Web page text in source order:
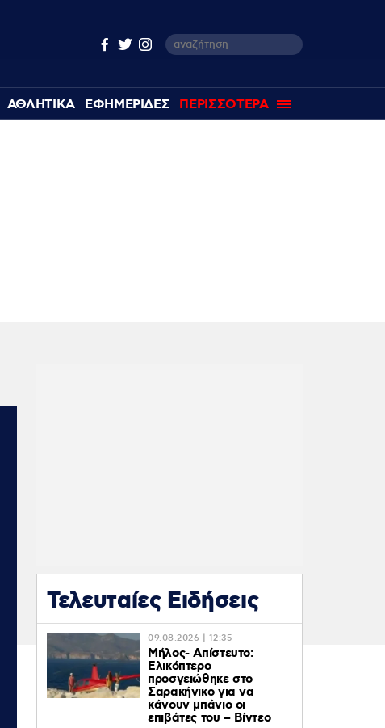
ΑΘΛΗΤΙΚΑ ΕΦΗΜΕΡΙΔΕΣ ΠΕΡΙΣΣΟΤΕΡΑ
Τελευταίες Ειδήσεις
09.08.2026 | 12:35
Μήλος- Απίστευτο:
Ελικόπτερο
προσγειώθηκε στο
Σαρακήνικο για να
κάνουν μπάνιο οι
επιβάτες του – Βίντεο